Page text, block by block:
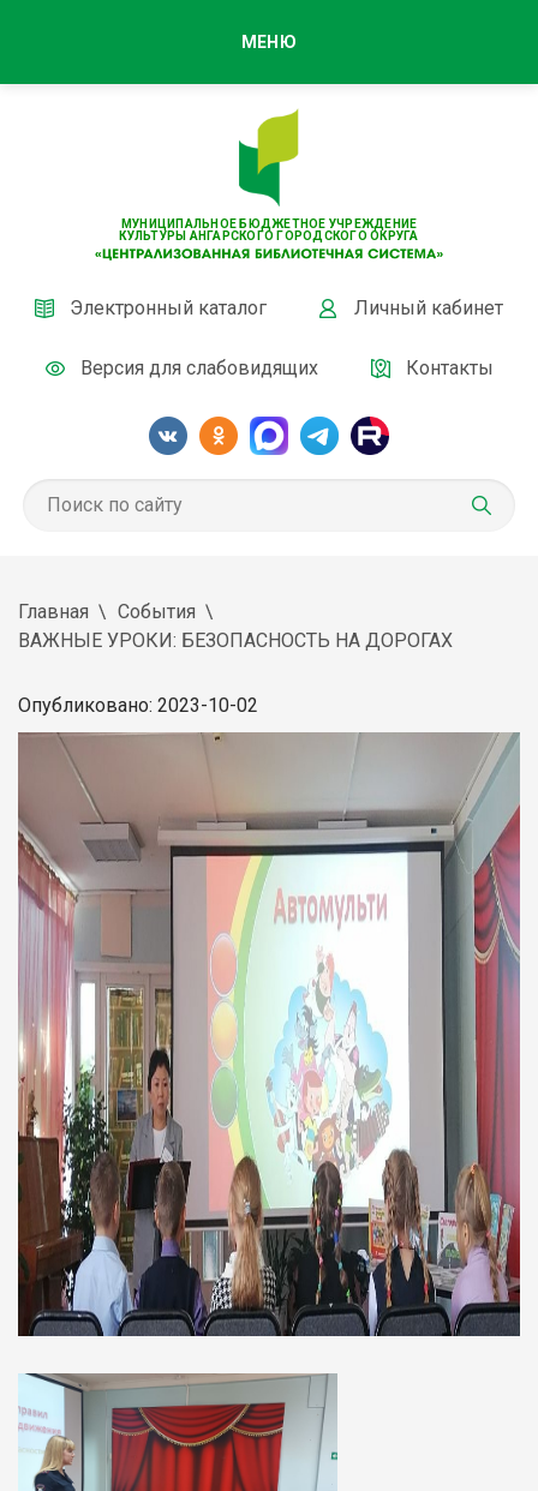
МУНИЦИПАЛЬНОЕ БЮДЖЕТНОЕ УЧРЕЖДЕНИЕ
КУЛЬТУРЫ АНГАРСКОГО ГОРОДСКОГО ОКРУГА
Электронный каталог Личный кабинет
Версия для слабовидящих Контакты
МЕНЮ
Главная
События
ВАЖНЫЕ УРОКИ: БЕЗОПАСНОСТЬ НА ДОРОГАХ
Опубликовано: 2023-10-02